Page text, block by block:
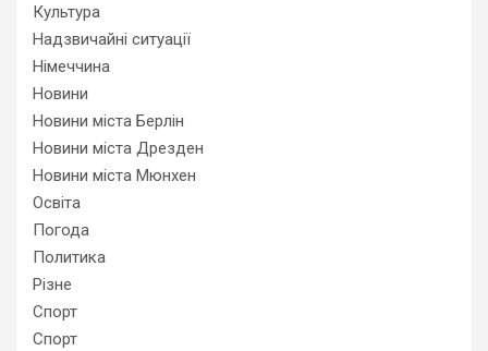
Культура
Надзвичайні ситуації
Німеччина
Новини
Новини міста Берлін
Новини міста Дрезден
Новини міста Мюнхен
Освіта
Погода
Политика
Різне
Спорт
Спорт